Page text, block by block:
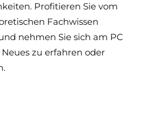
Profitieren Sie vom
Fachwissen
nehmen Sie sich am PC
zu erfahren oder